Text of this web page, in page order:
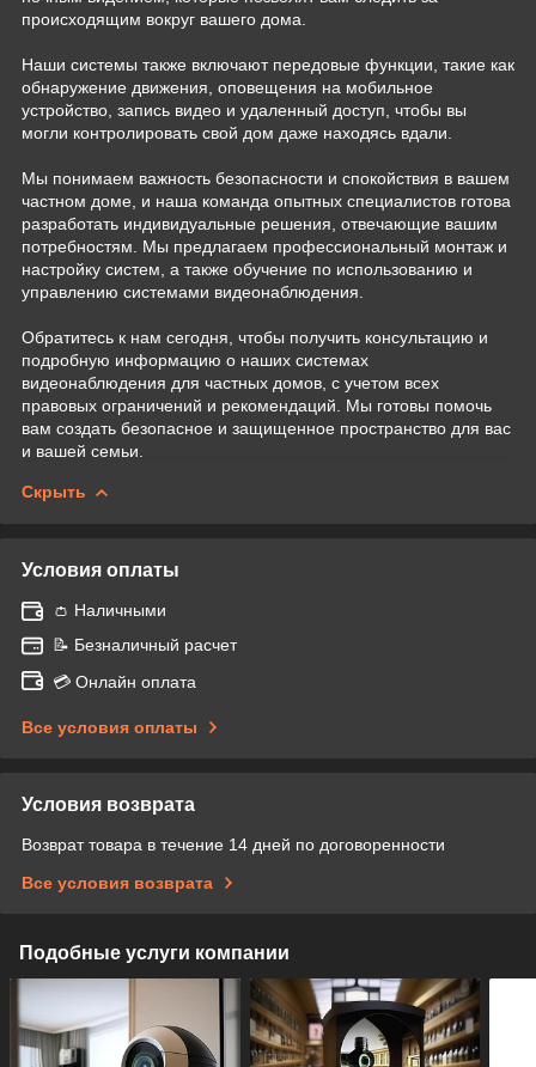
происходящим вокруг вашего дома.
Наши системы также включают передовые функции, такие как
обнаружение движения, оповещения на мобильное
устройство, запись видео и удаленный доступ, чтобы вы
могли контролировать свой дом даже находясь вдали.
Мы понимаем важность безопасности и спокойствия в вашем
частном доме, и наша команда опытных специалистов готова
разработать индивидуальные решения, отвечающие вашим
потребностям. Мы предлагаем профессиональный монтаж и
настройку систем, а также обучение по использованию и
управлению системами видеонаблюдения.
Обратитесь к нам сегодня, чтобы получить консультацию и
подробную информацию о наших системах
видеонаблюдения для частных домов, с учетом всех
правовых ограничений и рекомендаций. Мы готовы помочь
вам создать безопасное и защищенное пространство для вас
и вашей семьи.
Скрыть
Условия оплаты
👛 Наличными
📝 Безналичный расчет
💳 Онлайн оплата
Все условия оплаты
Условия возврата
Возврат товара в течение 14 дней по договоренности
Все условия возврата
Подобные услуги компании